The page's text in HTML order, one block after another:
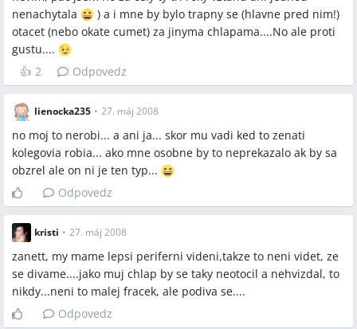
nenachytala
) a i mne by bylo trapny se (hlavne pred nim!)
otacet (nebo okate cumet) za jinyma chlapama....No ale proti
gustu....
👍 2 Odpovedz
lienocka235 • 27. máj 2008
no moj to nerobi... a ani ja... skor mu vadi ked to zenati
kolegovia robia... ako mne osobne by to neprekazalo ak by sa
obzrel ale on ni je ten typ...
Odpovedz
kristi • 27. máj 2008
zanett, my mame lepsi periferni videni,takze to neni videt, ze
se divame....jako muj chlap by se taky neotocil a nehvizdal, to
nikdy...neni to malej fracek, ale podiva se....
Odpovedz